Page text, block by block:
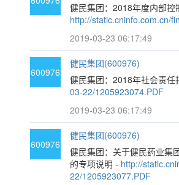
健民集团：2018年度内部控
http://static.cninfo.com.cn/
2019-03-23 06:17:49
600976
健民集团(600976)
健民集团：2018年社会责任
03-22/1205923074.PDF
2019-03-23 06:17:49
600976
健民集团(600976)
健民集团：关于健民药业集
的专项说明 - http://
22/1205923077.PDF